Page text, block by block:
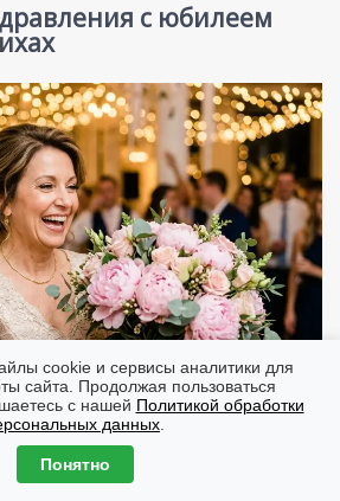
с юбилеем
cookie и сервисы аналитики для
сайта. Продолжая пользоваться
с нашей Политикой обработки
данных
Понятно